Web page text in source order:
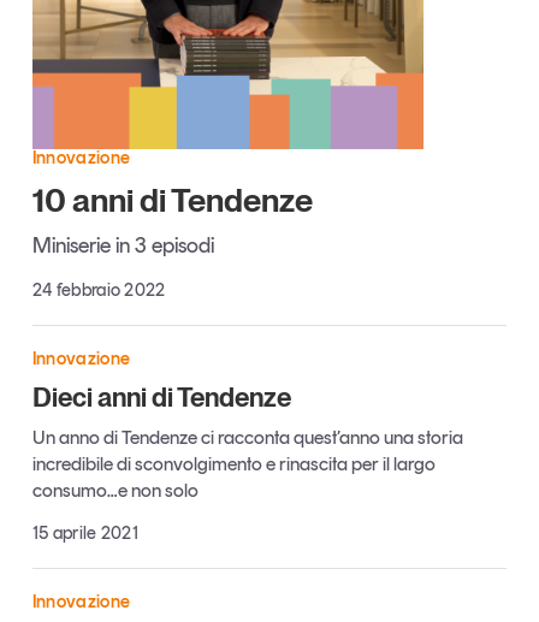
Articoli
Opinioni
Dossier
Interviste
Comunicati stampa
Tutti gli studi e le ricerche
Chi siamo
Newsletter
Contatti
Tendenze Journal
La nostra newsletter nella tua email
Innovazione
10 anni di Tendenze
Miniserie in 3 episodi
24 febbraio 2022
Innovazione
Dieci anni di Tendenze
Un anno di Tendenze ci racconta quest’anno una storia
incredibile di sconvolgimento e rinascita per il largo
consumo…e non solo
15 aprile 2021
Innovazione